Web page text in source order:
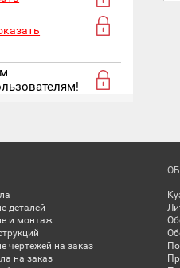
деталей
и монтаж
чертежей на заказ
на заказ